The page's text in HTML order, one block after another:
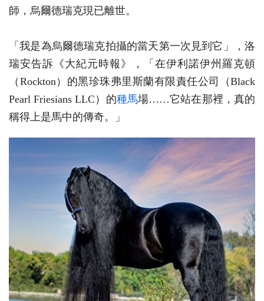
師，烏爾德瑞克現已離世。
「我是為烏爾德瑞克拍攝的當天第一次見到它」，洛
瑞安告訴《大紀元時報》，「在伊利諾伊州羅克頓
（Rockton）的黑珍珠弗里斯蘭有限責任公司（Black
Pearl Friesians LLC）的種馬場……它站在那裡，真的
稱得上是馬中的傳奇。」